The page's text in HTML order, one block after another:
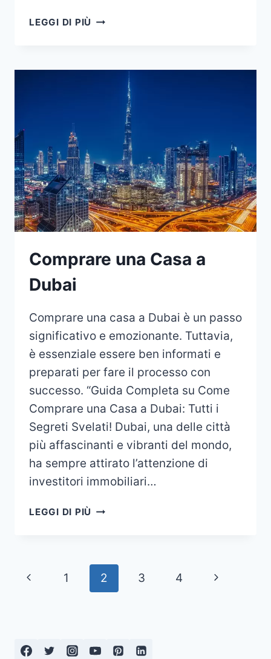
LEGGI DI PIÙ DOVE
Comprare una Casa a
Dubai
Comprare una casa a Dubai è un passo
significativo e emozionante. Tuttavia,
è essenziale essere ben informati e
preparati per fare il processo con
successo. “Guida Completa su Come
Comprare una Casa a Dubai: Tutti i
Segreti Svelati! Dubai, una delle città
più affascinanti e vibranti del mondo,
ha sempre attirato l’attenzione di
investitori immobiliari…
LEGGI DI PIÙ COMPRARE
DUBAI
Navigazione
Pagina
1 2 3 4
Pagina